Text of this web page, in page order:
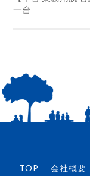
一台
TOP 会社概要